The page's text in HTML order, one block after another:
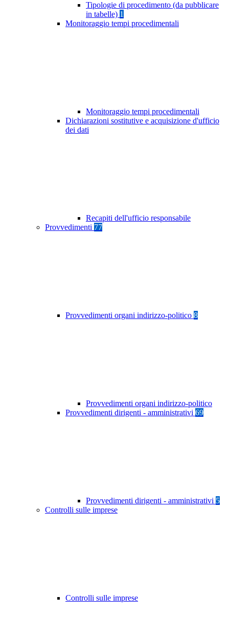
Tipologie di procedimento (da pubblicare
in tabelle) 1
Monitoraggio tempi procedimentali
Monitoraggio tempi procedimentali
Dichiarazioni sostitutive e acquisizione d'ufficio
dei dati
Recapiti dell'ufficio responsabile
Provvedimenti 77
Provvedimenti organi indirizzo-politico 8
Provvedimenti organi indirizzo-politico
Provvedimenti dirigenti - amministrativi 69
Provvedimenti dirigenti - amministrativi 5
Controlli sulle imprese
Controlli sulle imprese